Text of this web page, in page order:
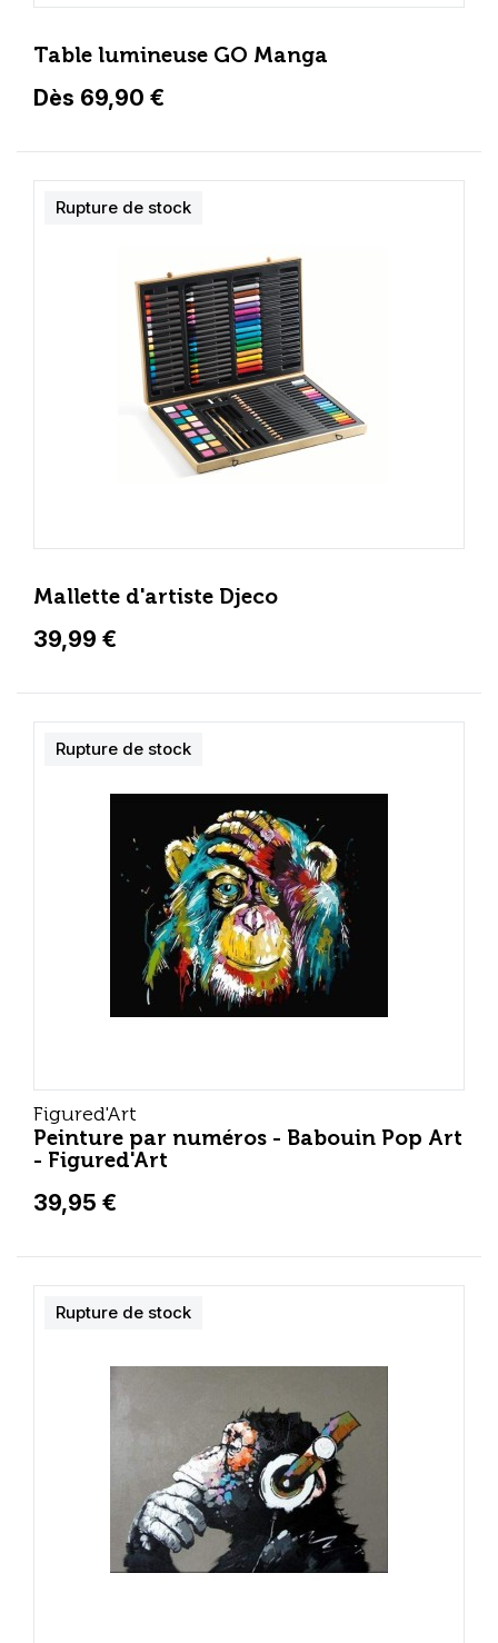
Table lumineuse GO Manga
Dès 69,90 €
Mallette d'artiste Djeco
39,99 €
Rupture de stock
Figured'Art
Peinture par numéros - Babouin Pop Art
- Figured'Art
39,95 €
Rupture de stock
Rupture de stock